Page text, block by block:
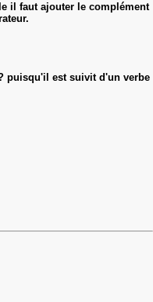
il faut ajouter le complément
puisqu'il est suivit d'un verbe